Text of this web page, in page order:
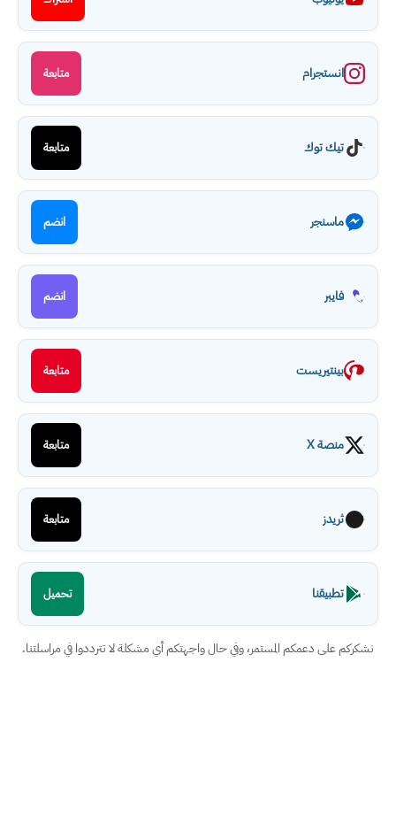
انستجرام متابعة
تيك توك متابعة
ماسنجر انضم
فايبر انضم
بينتيريست متابعة
منصة X متابعة
ثريدز متابعة
تطبيقنا تحميل
نشكركم على دعمكم المستمر، وفي حال واجهتكم أي مشكلة لا تترددوا في مراسلتنا.